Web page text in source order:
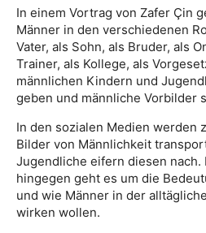
In einem Vortrag von Zafer Çin
Männer in den verschiedenen
Vater, als Sohn, als Bruder, als
Trainer, als Kollege, als
männlichen Kindern und
geben und männliche Vorbilder
In den sozialen Medien werden
Bilder von Männlichkeit
Jugendliche eifern diesen nach.
hingegen geht es um die
und wie Männer in der
wirken wollen.